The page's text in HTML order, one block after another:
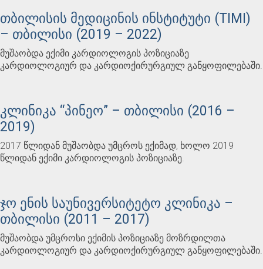
თბილისის მედიცინის ინსტიტუტი (TIMI)
– თბილისი (2019 – 2022)
მუშაობდა ექიმი კარდიოლოგის პოზიციაზე
კარდიოლოგიურ და კარდიოქირურგიულ განყოფილებაში.
კლინიკა “პინეო” – თბილისი (2016 –
2019)
2017 წლიდან მუშაობდა უმცროს ექიმად, ხოლო 2019
წლიდან ექიმი კარდიოლოგის პოზიციაზე.
ჯო ენის საუნივერსიტეტო კლინიკა –
თბილისი (2011 – 2017)
მუშაობდა უმცროსი ექიმის პოზიციაზე მოზრდილთა
კარდიოლოგიურ და კარდიოქირურგიულ განყოფილებაში.